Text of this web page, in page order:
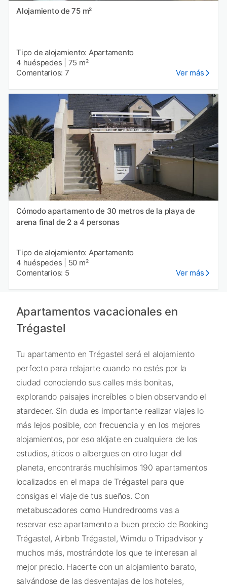
Alojamiento de 75 m²
Tipo de alojamiento: Apartamento
4 huéspedes
75 m²
Comentarios: 7
Ver más
Cómodo apartamento de 30 metros de la playa de
arena final de 2 a 4 personas
Tipo de alojamiento: Apartamento
4 huéspedes
50 m²
Comentarios: 5
Ver más
Apartamentos vacacionales en
Trégastel
Tu apartamento en Trégastel será el alojamiento
perfecto para relajarte cuando no estés por la
ciudad conociendo sus calles más bonitas,
explorando paisajes increíbles o bien observando el
atardecer. Sin duda es importante realizar viajes lo
más lejos posible, con frecuencia y en los mejores
alojamientos, por eso alójate en cualquiera de los
estudios, áticos o albergues en otro lugar del
planeta, encontrarás muchísimos 190 apartamentos
localizados en el mapa de Trégastel para que
consigas el viaje de tus sueños. Con
metabuscadores como Hundredrooms vas a
reservar ese apartamento a buen precio de Booking
Trégastel, Airbnb Trégastel, Wimdu o Tripadvisor y
muchos más, mostrándote los que te interesan al
mejor precio. Hacerte con un alojamiento barato,
salvándose de las desventajas de los hoteles,